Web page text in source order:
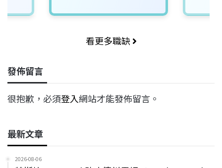
看更多職缺
發佈留言
很抱歉，必須登入網站才能發佈留言。
最新文章
2026-08-06